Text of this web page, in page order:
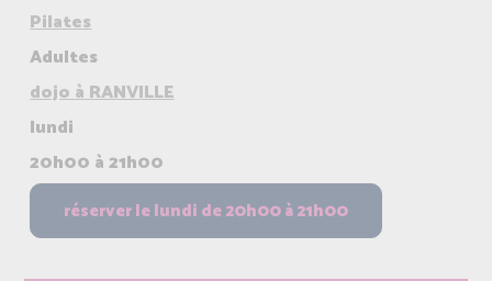
Pilates
Adultes
dojo à RANVILLE
lundi
20h00 à 21h00